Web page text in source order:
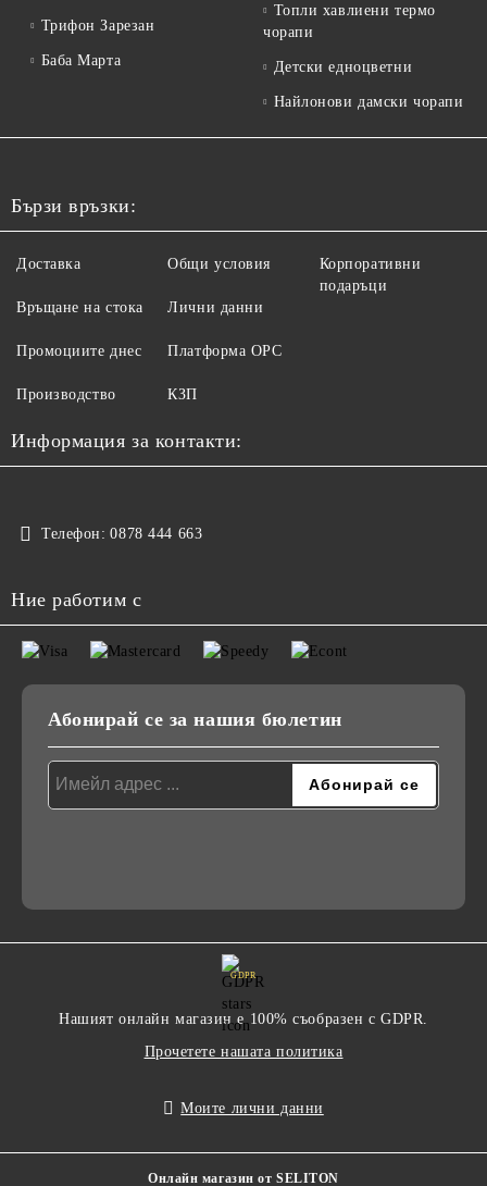
Трифон Зарезан
Баба Марта
Топли хавлиени термо
чорапи
Детски едноцветни
Найлонови дамски чорапи
Бързи връзки:
Доставка
Връщане на стока
Промоциите днес
Производство
Общи условия
Лични данни
Платформа ОРС
КЗП
Корпоративни
подаръци
Информация за контакти:
Телефон: 0878 444 663
Ние работим с
Абонирай се за нашия бюлетин
GDPR
Нашият онлайн магазин е 100% съобразен с GDPR.
Прочетете нашата политика
Моите лични данни
Онлайн магазин от SELITON